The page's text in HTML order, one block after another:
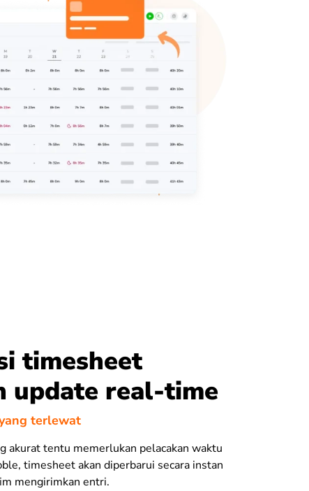
timesheet
update real-time
terlewat
akurat tentu memerlukan pelacakan waktu
timesheet akan diperbarui secara instan
mengirimkan entri.